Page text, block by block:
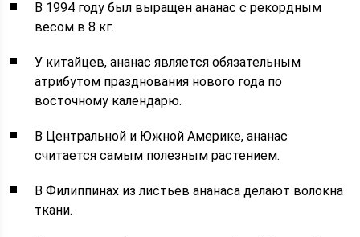
В 1994 году был выращен ананас с рекордным
весом в 8 кг.
У китайцев, ананас является обязательным
атрибутом празднования нового года по
восточному календарю.
В Центральной и Южной Америке, ананас
считается самым полезным растением.
В Филиппинах из листьев ананаса делают волокна
ткани.